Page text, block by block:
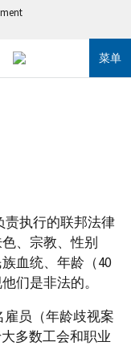
菜单
责执行的联邦法律
、宗教、性别
血统、年龄（40
们是非法的。
雇员（年龄歧视案
多数工会和职业